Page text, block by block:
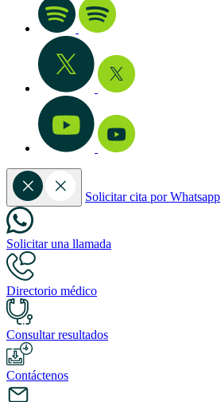
Solicitar cita por Whatsapp
Solicitar una llamada
Directorio médico
Consultar resultados
Contáctenos